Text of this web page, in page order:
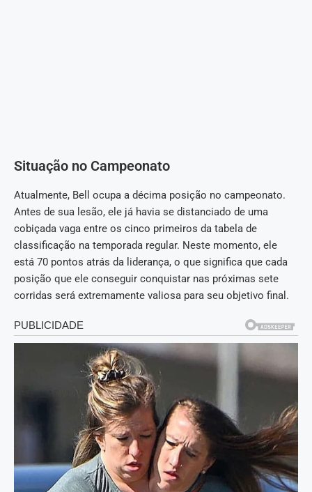
Situação no Campeonato
Atualmente, Bell ocupa a décima posição no campeonato.
Antes de sua lesão, ele já havia se distanciado de uma
cobiçada vaga entre os cinco primeiros da tabela de
classificação na temporada regular. Neste momento, ele
está 70 pontos atrás da liderança, o que significa que cada
posição que ele conseguir conquistar nas próximas sete
corridas será extremamente valiosa para seu objetivo final.